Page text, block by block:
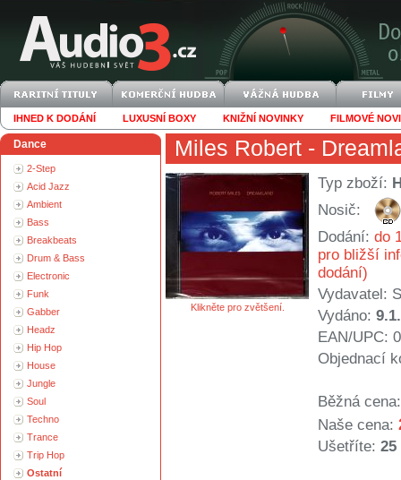
IHNED K DODÁNÍ LUXUSNÍ BOXY KNIŽNÍ NOVINKY FILMOVÉ
Dance
2-Step
Acid Jazz
Ambient
Bass
Breakbeats
Drum & Bass
Electronic
Funk
Gabber
Headz
Hip Hop
House
Jungle
Soul
Techno
Trance
Trip Hop
Ostatní
Miles Robert -
Klikněte pro zvětšení.
Typ zboží:
Nosič:
Dodání: do
pro bližší
dodání)
Vydavatel:
Vydáno:
EAN/UPC:
Objednací
Běžná cena:
Naše cena:
Ušetříte: 25